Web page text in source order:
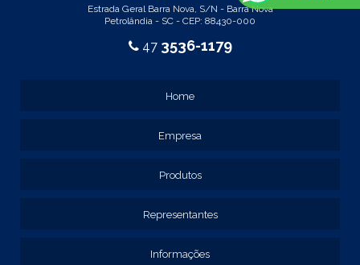
REF: 105015Estrada Geral Barra Nova, S/N - Barra Nova
Petrolândia - SC - CEP: 88430-000
47 3536-1179
Home
Empresa
Produtos
Representantes
Informações